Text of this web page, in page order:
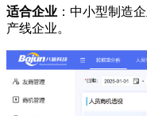
适合企业 ：中小型制造
产线企业。